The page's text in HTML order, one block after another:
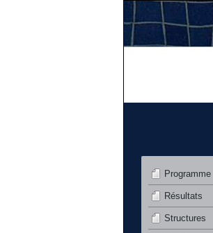
Programme
Résultats
Structures